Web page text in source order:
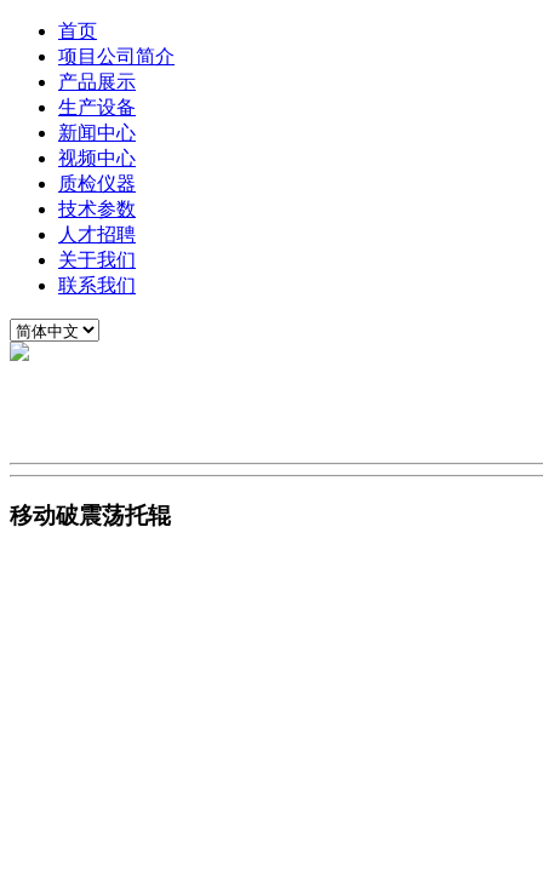
首页
项目公司简介
产品展示
生产设备
新闻中心
视频中心
质检仪器
技术参数
人才招聘
关于我们
联系我们
移动破震荡托辊